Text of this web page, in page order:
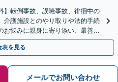
】転倒事故、誤嚥事故、徘徊中の
介護施設とのやり取りや法的手続
お悩みに親身に寄り添い、最善の
す。
表を見る
メールでお問い合わせ